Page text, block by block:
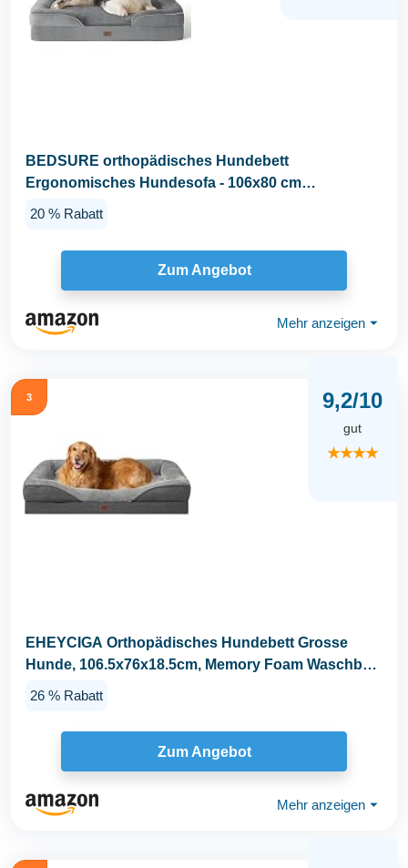
BEDSURE orthopädisches Hundebett
Ergonomisches Hundesofa - 106x80 cm
20 % Rabatt
Zum Angebot
Mehr anzeigen ⏷
3 9,2/10
gut
★★★★
EHEYCIGA Orthopädisches Hundebett Grosse
Hunde, 106.5x76x18.5cm, Memory Foam Waschbar
26 % Rabatt
Zum Angebot
Mehr anzeigen ⏷